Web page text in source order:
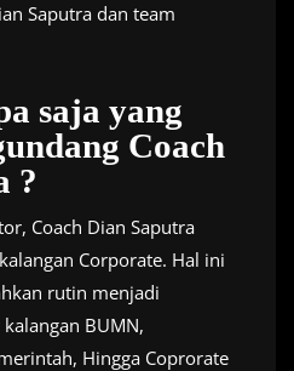
Saputra dan team
saja yang
Coach
?
Coach Dian Saputra
Corporate. Hal ini
rutin menjadi
BUMN,
Hingga Coprorate